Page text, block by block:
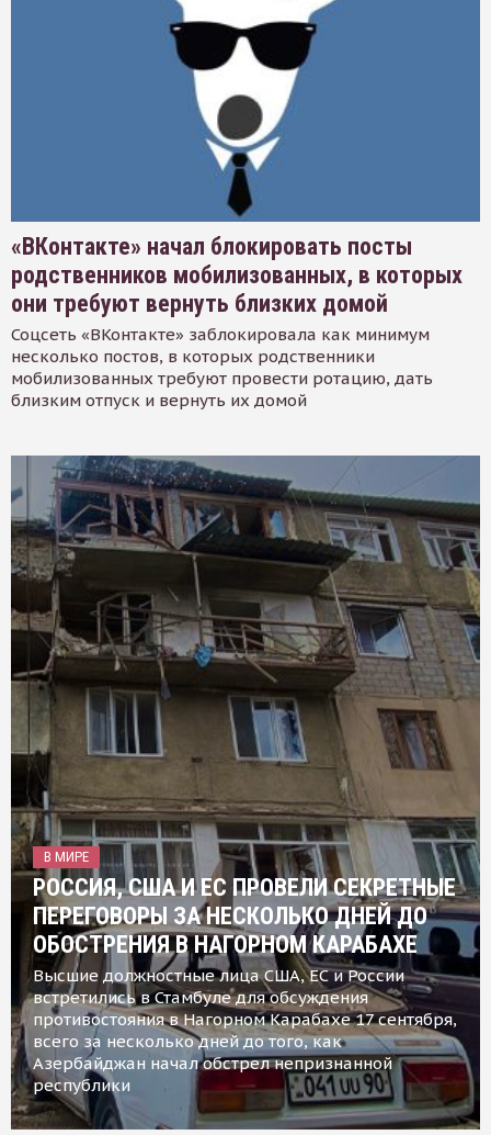
«ВКонтакте» начал блокировать посты
родственников мобилизованных, в которых
они требуют вернуть близких домой
Соцсеть «ВКонтакте» заблокировала как минимум
несколько постов, в которых родственники
мобилизованных требуют провести ротацию, дать
близким отпуск и вернуть их домой
В МИРЕ
РОССИЯ, США И ЕС ПРОВЕЛИ СЕКРЕТНЫЕ
ПЕРЕГОВОРЫ ЗА НЕСКОЛЬКО ДНЕЙ ДО
ОБОСТРЕНИЯ В НАГОРНОМ КАРАБАХЕ
Высшие должностные лица США, ЕС и России
встретились в Стамбуле для обсуждения
противостояния в Нагорном Карабахе 17 сентября,
всего за несколько дней до того, как
Азербайджан начал обстрел непризнанной
республики